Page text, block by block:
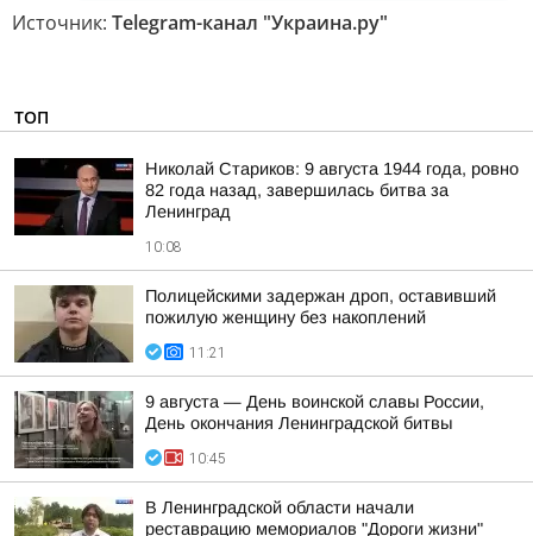
Источник: Telegram-канал "Украина.ру"
ТОП
Николай Стариков: 9 августа 1944 года, ровно
82 года назад, завершилась битва за
Ленинград
10:08
Полицейскими задержан дроп, оставивший
пожилую женщину без накоплений
11:21
9 августа — День воинской славы России,
День окончания Ленинградской битвы
10:45
В Ленинградской области начали
реставрацию мемориалов "Дороги жизни"